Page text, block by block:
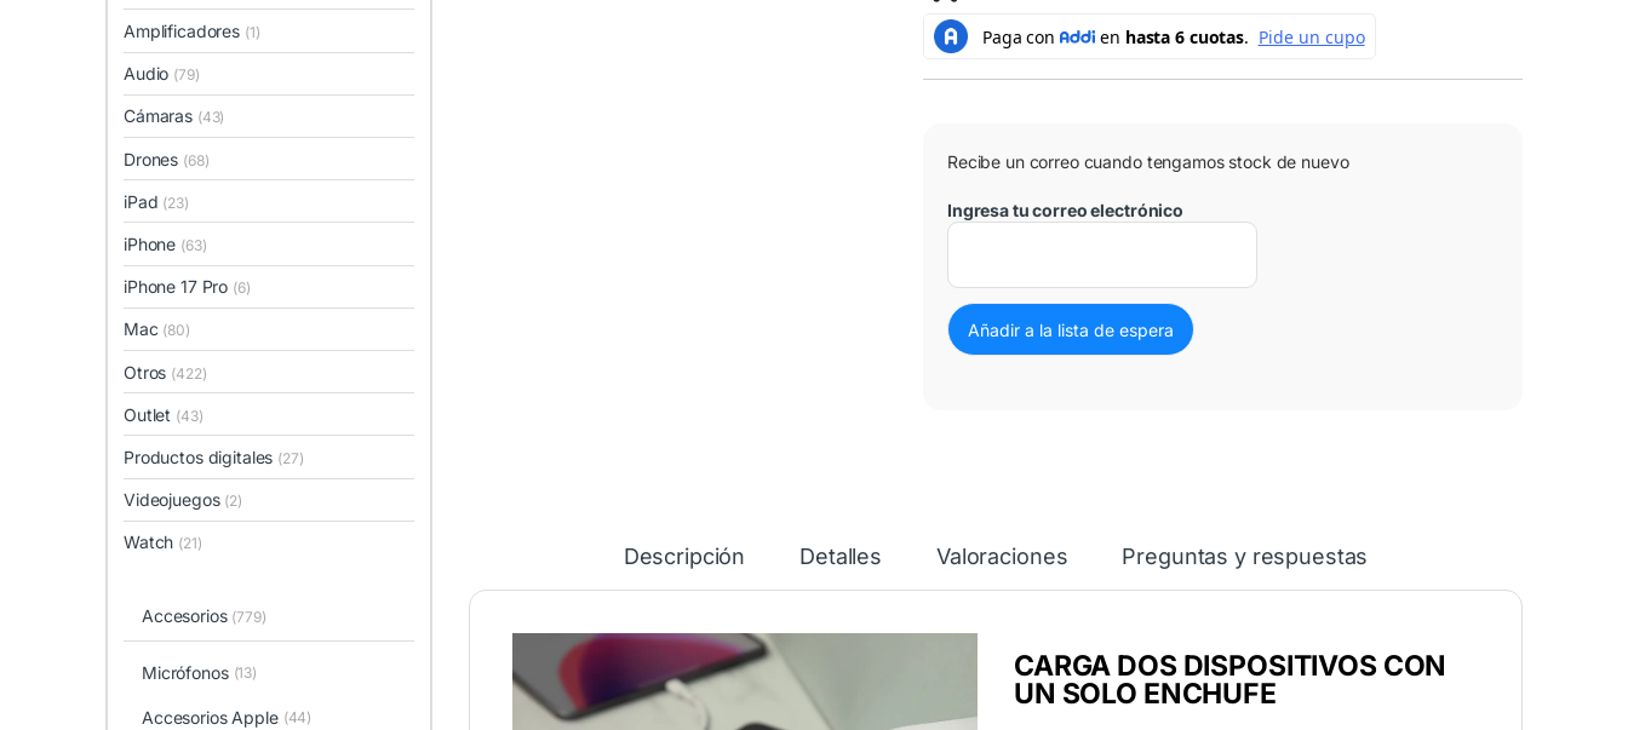
Recibe un correo cuando tengamos stock de nuevo
Ingresa tu correo electrónico
Descripción Detalles Valoraciones Preguntas y respuestas
CARGA DOS DISPOSITIVOS CON
UN SOLO ENCHUFE
Amplificadores (1)
Audio (79)
Cámaras (43)
Drones (68)
iPad (23)
iPhone (63)
iPhone 17 Pro (6)
Mac (80)
Otros (422)
Outlet (43)
Productos digitales (27)
Videojuegos (2)
Watch (21)
Accesorios (779)
Micrófonos (13)
Accesorios Apple (44)